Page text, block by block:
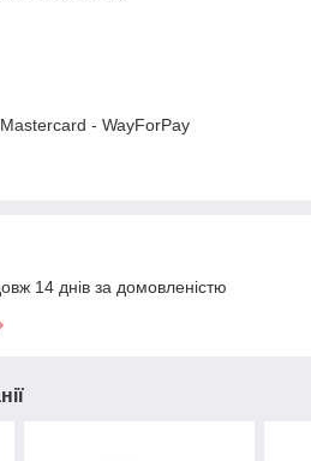
- WayForPay
14 днів за домовленістю